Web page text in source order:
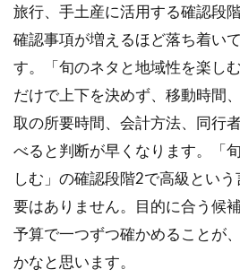
旅行、手土産に活用する確認段
確認事項が増えるほど落ち着い
す。「旬のネタと地域性を楽し
だけで上下を決めず、移動時間
取の所要時間、会計方法、同行
べると判断が早くなります。「
しむ」の確認段階2で高級とい
要はありません。目的に合う候
予算で一つずつ確かめることが
かなと思います。